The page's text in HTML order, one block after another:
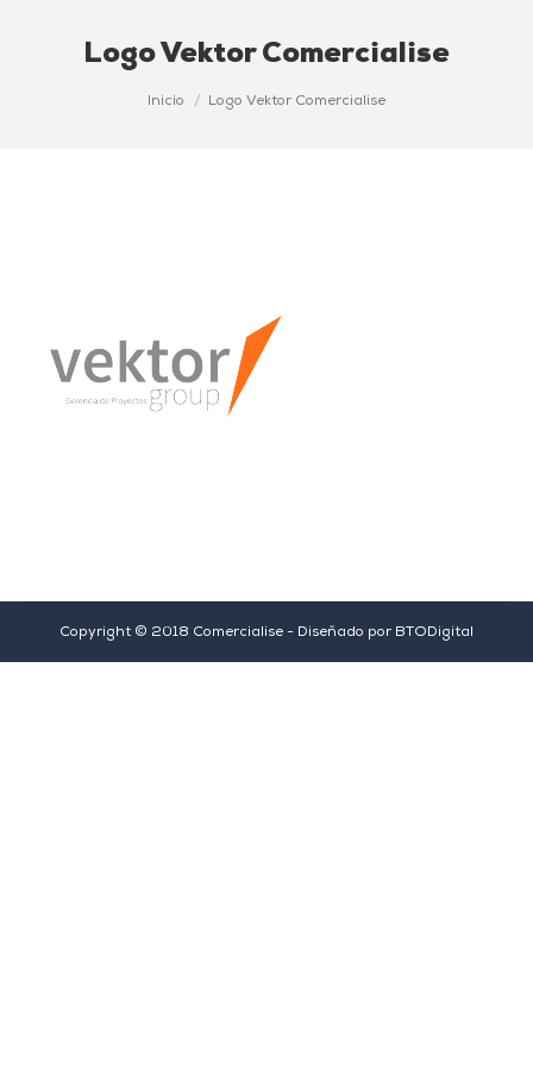
Logo Vektor Comercialise
Inicio Logo Vektor Comercialise
Copyright © 2018 Comercialise - Diseñado por BTODigital